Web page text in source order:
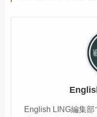
English LING編集